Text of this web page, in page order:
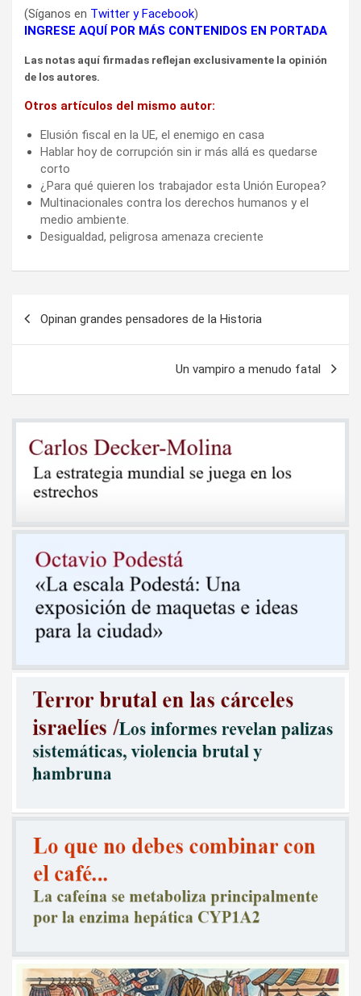
(Síganos en Twitter yFacebook)
INGRESE AQUÍ POR MÁS CONTENIDOS EN PORTADA
Las notas aquí firmadas reflejan exclusivamente la opinión
de los autores.
Otros artículos del mismo autor:
Elusión fiscal en la UE, el enemigo en casa
Hablar hoy de corrupción sin ir más allá es quedarse
corto
¿Para qué quieren los trabajador esta Unión Europea?
Multinacionales contra los derechos humanos y el
medio ambiente.
Desigualdad, peligrosa amenaza creciente
Opinan grandes pensadores de la Historia
Un vampiro a menudo fatal